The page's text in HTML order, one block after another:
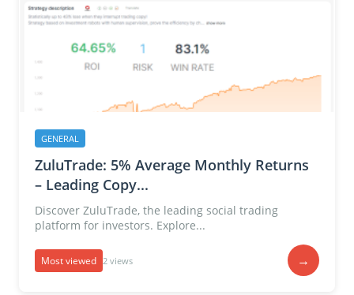
GENERAL
ZuluTrade: 5% Average Monthly Returns
– Leading Copy...
Discover ZuluTrade, the leading social trading
platform for investors. Explore...
Most viewed 2 views →